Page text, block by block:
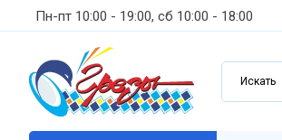
Пн-пт 10:00 - 19:00, сб 10:00 - 18:00